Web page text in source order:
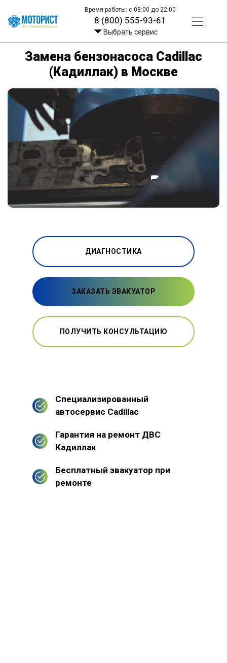
Время работы: с 08:00 до 22:00
8 (800) 555-93-61
Выбрать сервис
Замена бензонасоса Cadillac
(Кадиллак) в Москве
ДИАГНОСТИКА
ЗАКАЗАТЬ ЭВАКУАТОР
ПОЛУЧИТЬ КОНСУЛЬТАЦИЮ
Специализированный
автосервис Cadillac
Гарантия на ремонт ДВС
Кадиллак
Бесплатный эвакуатор при
ремонте